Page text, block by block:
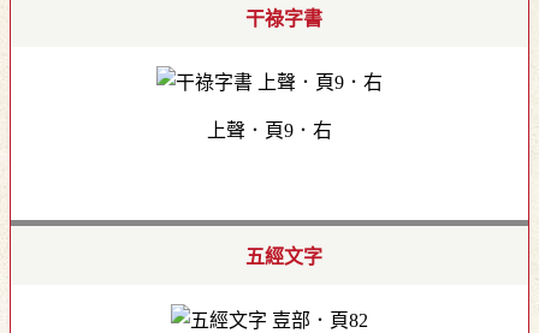
干祿字書
上聲．頁9．右
五經文字